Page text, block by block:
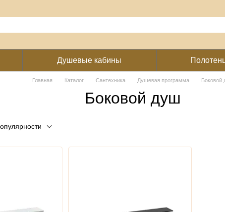
Душевые кабины
Главная Каталог Сантехника Душевая программа Боковой
Боковой душ